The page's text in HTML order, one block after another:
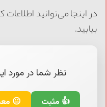
در اینجا می‌توانید اطلاعات
بیابید.
نظر شما در مورد
👍 مثبت 😐